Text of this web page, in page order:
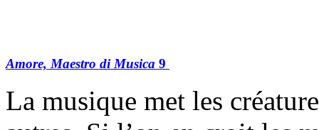
Amore, Maestro di Musica 9
La musique met les